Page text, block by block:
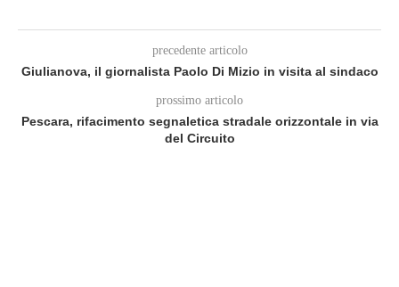
precedente articolo
Giulianova, il giornalista Paolo Di Mizio in visita al sindaco
prossimo articolo
Pescara, rifacimento segnaletica stradale orizzontale in via
del Circuito